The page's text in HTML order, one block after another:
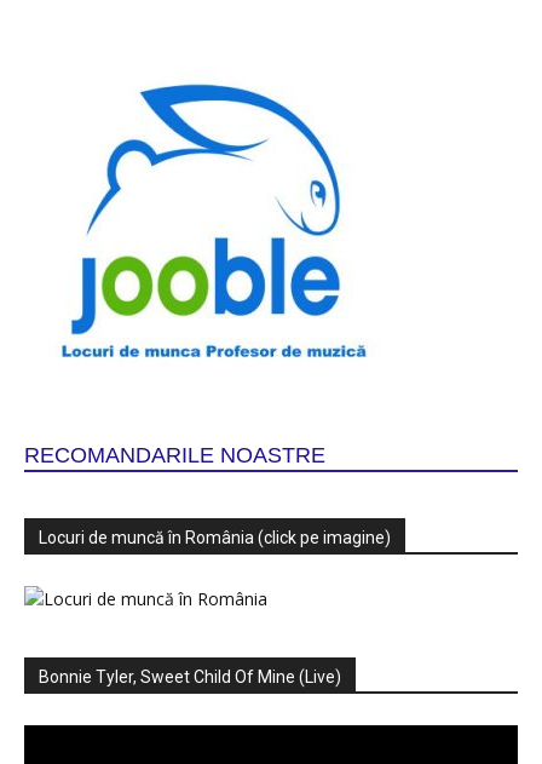
RECOMANDARILE NOASTRE
Locuri de muncă în România (click pe imagine)
Bonnie Tyler, Sweet Child Of Mine (Live)